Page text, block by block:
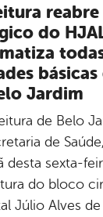
do
básicas
Jardim
de Belo
de
desta sexta-
do bloco
Júlio Alves de